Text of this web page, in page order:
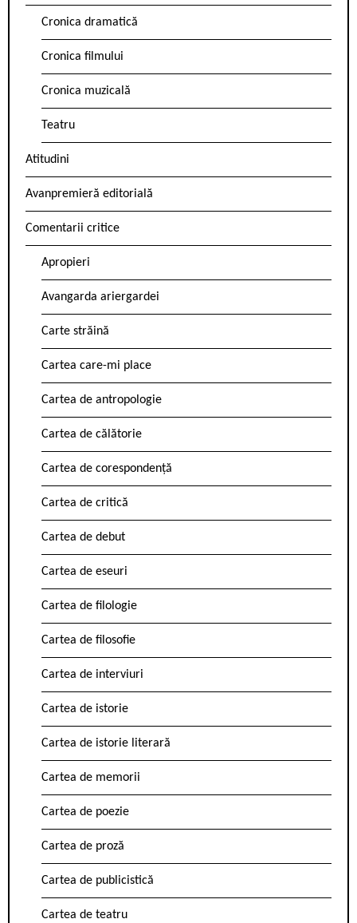
Cronica dramatică
Cronica filmului
Cronica muzicală
Teatru
Atitudini
Avanpremieră editorială
Comentarii critice
Apropieri
Avangarda ariergardei
Carte străină
Cartea care-mi place
Cartea de antropologie
Cartea de călătorie
Cartea de corespondență
Cartea de critică
Cartea de debut
Cartea de eseuri
Cartea de filologie
Cartea de filosofie
Cartea de interviuri
Cartea de istorie
Cartea de istorie literară
Cartea de memorii
Cartea de poezie
Cartea de proză
Cartea de publicistică
Cartea de teatru